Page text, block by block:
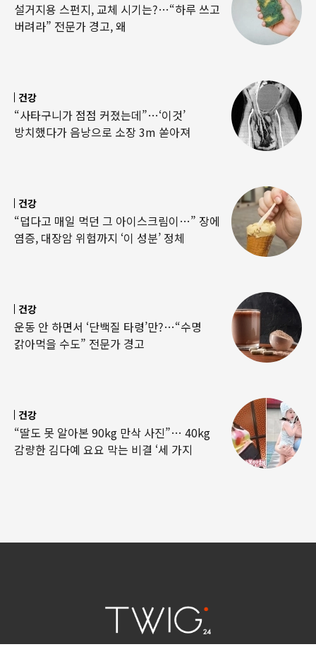
설거지용 스펀지, 교체 시기는?…“하루 쓰고
버려라” 전문가 경고, 왜
건강
“사타구니가 점점 커졌는데”…‘이것’
방치했다가 음낭으로 소장 3m 쏟아져
건강
“덥다고 매일 먹던 그 아이스크림이…” 장에
염증, 대장암 위험까지 ‘이 성분’ 정체
건강
운동 안 하면서 ‘단백질 타령’만?…“수명
갉아먹을 수도” 전문가 경고
건강
“딸도 못 알아본 90kg 만삭 사진”… 40kg
감량한 김다예 요요 막는 비결 ‘세 가지